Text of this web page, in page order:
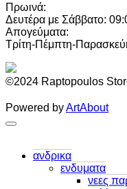
Πρωινά:
Δευτέρα με Σάββατο:
Απογεύματα:
Τρίτη-Πέμπτη-
©2024 Raptopoulos
Powered byArtAbout
ανδρικα
ενδυματα
νεες